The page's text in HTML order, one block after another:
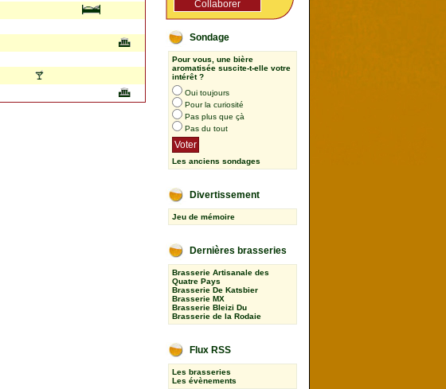
Sondage
Pour vous, une bière
aromatisée suscite-t-elle votre
intérêt ?
Oui toujours
Pour la curiosité
Pas plus que çà
Pas du tout
Les anciens sondages
Divertissement
Jeu de mémoire
Dernières brasseries
Brasserie Artisanale des
Quatre Pays
Brasserie De Katsbier
Brasserie MX
Brasserie Bleizi Du
Brasserie de la Rodaie
Flux RSS
Les brasseries
Les évènements